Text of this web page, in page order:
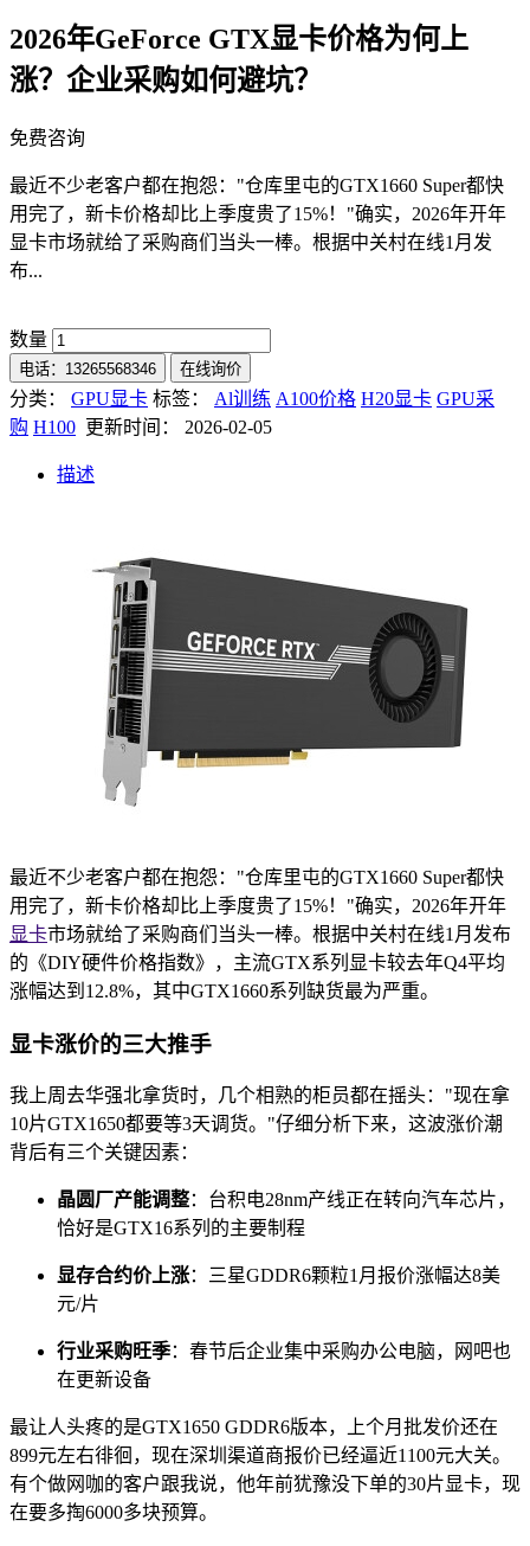
2026年GeForce GTX显卡价格为何上
涨？企业采购如何避坑？
免费咨询
最近不少老客户都在抱怨："仓库里屯的GTX1660 Super都快
用完了，新卡价格却比上季度贵了15%！"确实，2026年开年
显卡市场就给了采购商们当头一棒。根据中关村在线1月发
布...
数量
电话：13265568346 在线询价
分类： GPU显卡 标签： Al训练 A100价格 H20显卡 GPU采
购 H100 更新时间： 2026-02-05
描述
最近不少老客户都在抱怨："仓库里屯的GTX1660 Super都快
用完了，新卡价格却比上季度贵了15%！"确实，2026年开年
显卡市场就给了采购商们当头一棒。根据中关村在线1月发布
的《DIY硬件价格指数》，主流GTX系列显卡较去年Q4平均
涨幅达到12.8%，其中GTX1660系列缺货最为严重。
显卡涨价的三大推手
我上周去华强北拿货时，几个相熟的柜员都在摇头："现在拿
10片GTX1650都要等3天调货。"仔细分析下来，这波涨价潮
背后有三个关键因素：
晶圆厂产能调整：台积电28nm产线正在转向汽车芯片，
恰好是GTX16系列的主要制程
显存合约价上涨：三星GDDR6颗粒1月报价涨幅达8美
元/片
行业采购旺季：春节后企业集中采购办公电脑，网吧也
在更新设备
最让人头疼的是GTX1650 GDDR6版本，上个月批发价还在
899元左右徘徊，现在深圳渠道商报价已经逼近1100元大关。
有个做网咖的客户跟我说，他年前犹豫没下单的30片显卡，现
在要多掏6000多块预算。